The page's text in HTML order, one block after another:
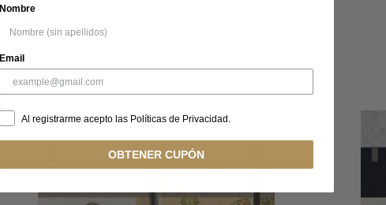
Nombre
Email
Al registrarme acepto las Políticas de Privacidad.
OBTENER CUPÓN